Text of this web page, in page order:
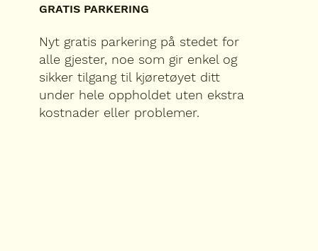
GRATIS PARKERING
Nyt gratis parkering på stedet for
alle gjester, noe som gir enkel og
sikker tilgang til kjøretøyet ditt
under hele oppholdet uten ekstra
kostnader eller problemer.